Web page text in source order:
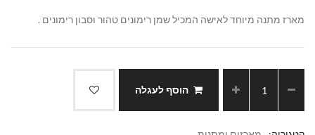
מארז מתנה מיוחד לאישה המכיל שמן רימונים טהור וסבון רימונים .
הוסף לעגלה